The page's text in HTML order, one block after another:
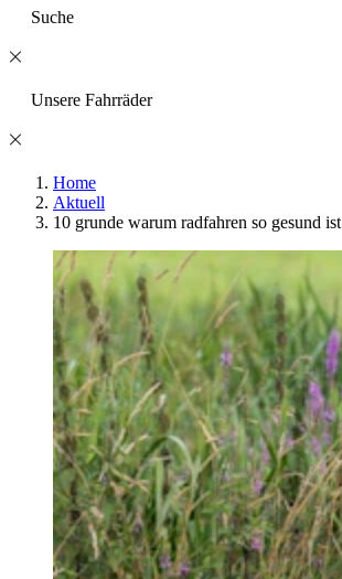
Suche
Unsere Fahrräder
Home
Aktuell
10 grunde warum radfahren so gesund ist